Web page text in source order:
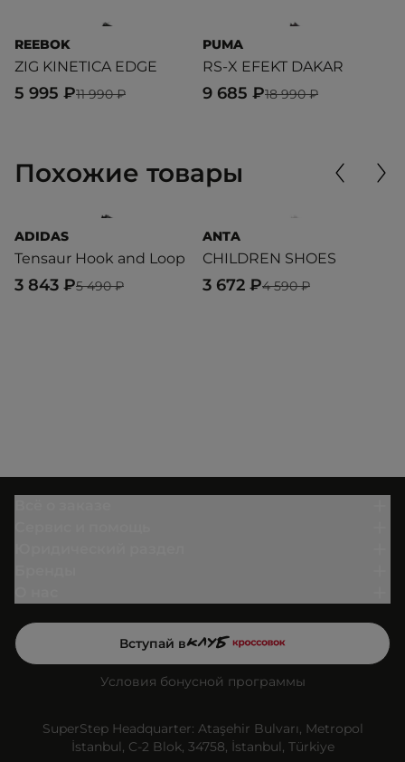
REEBOK
ZIG KINETICA EDGE
11 990 ₽
5 995 ₽
PUMA
RS-X EFEKT DAKAR
18 990 ₽
9 685 ₽
Похожие товары
ADIDAS
Tensaur Hook and Loop
5 490 ₽
3 843 ₽
ANTA
CHILDREN SHOES
4 590 ₽
3 672 ₽
Вступай в
Условия бонусной программы
SuperStep Headquarter: Ataşehir Bulvarı, Metropol
İstanbul, C-2 Blok, 34758, İstanbul, Türkiye